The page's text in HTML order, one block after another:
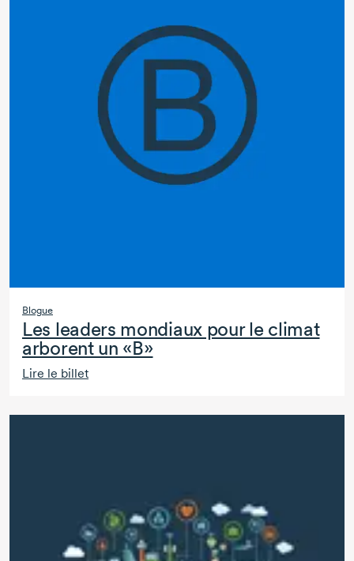
Blogue
Les leaders mondiaux pour le climat
arborent un «B»
Lire le billet